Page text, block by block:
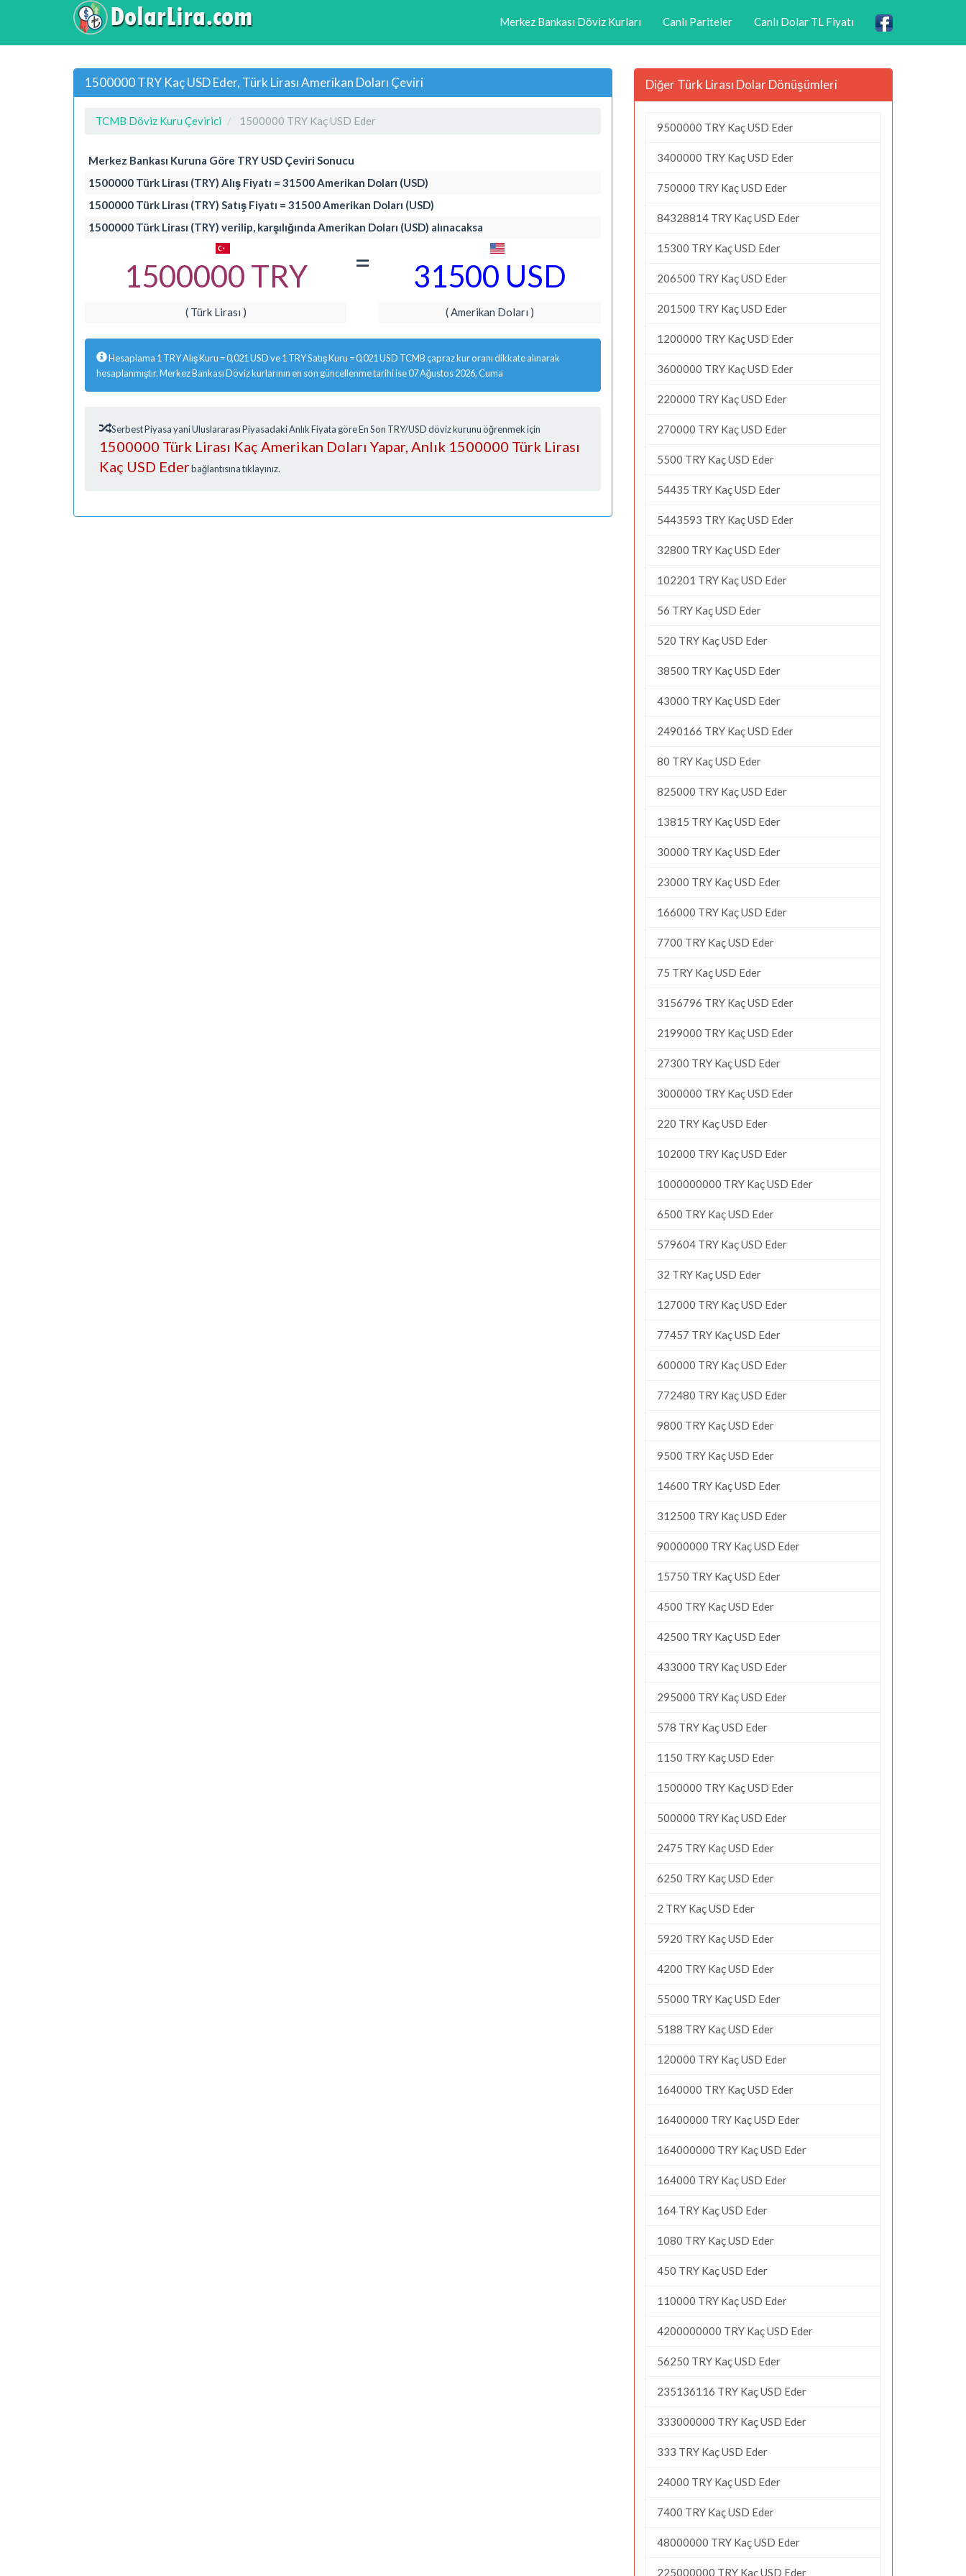
Merkez Bankası Döviz Kurları Canlı Pariteler Canlı Dolar TL Fiyatı
1500000 TRY Kaç USD Eder, Türk Lirası Amerikan Doları Çeviri
TCMB Döviz Kuru Çevirici 1500000 TRY Kaç USD Eder
Merkez Bankası Kuruna Göre TRY USD Çeviri Sonucu
1500000 Türk Lirası (TRY) Alış Fiyatı = 31500 Amerikan Doları (USD)
1500000 Türk Lirası (TRY) Satış Fiyatı = 31500 Amerikan Doları (USD)
1500000 Türk Lirası (TRY) verilip, karşılığında Amerikan Doları (USD) alınacaksa
1500000 TRY = 31500 USD
( Türk Lirası ) ( Amerikan Doları )
Hesaplama 1 TRY Alış Kuru = 0,021 USD ve 1 TRY Satış Kuru = 0,021 USD TCMB çapraz kur oranı dikkate alınarak
hesaplanmıştır. Merkez Bankası Döviz kurlarının en son güncellenme tarihi ise 07 Ağustos 2026, Cuma
Serbest Piyasa yani Uluslararası Piyasadaki Anlık Fiyata göre En Son TRY/USD döviz kurunu öğrenmek için
1500000 Türk Lirası Kaç Amerikan Doları Yapar, Anlık 1500000 Türk Lirası
Kaç USD Ederbağlantısına tıklayınız.
Diğer Türk Lirası Dolar Dönüşümleri
9500000 TRY Kaç USD Eder
3400000 TRY Kaç USD Eder
750000 TRY Kaç USD Eder
84328814 TRY Kaç USD Eder
15300 TRY Kaç USD Eder
206500 TRY Kaç USD Eder
201500 TRY Kaç USD Eder
1200000 TRY Kaç USD Eder
3600000 TRY Kaç USD Eder
220000 TRY Kaç USD Eder
270000 TRY Kaç USD Eder
5500 TRY Kaç USD Eder
54435 TRY Kaç USD Eder
5443593 TRY Kaç USD Eder
32800 TRY Kaç USD Eder
102201 TRY Kaç USD Eder
56 TRY Kaç USD Eder
520 TRY Kaç USD Eder
38500 TRY Kaç USD Eder
43000 TRY Kaç USD Eder
2490166 TRY Kaç USD Eder
80 TRY Kaç USD Eder
825000 TRY Kaç USD Eder
13815 TRY Kaç USD Eder
30000 TRY Kaç USD Eder
23000 TRY Kaç USD Eder
166000 TRY Kaç USD Eder
7700 TRY Kaç USD Eder
75 TRY Kaç USD Eder
3156796 TRY Kaç USD Eder
2199000 TRY Kaç USD Eder
27300 TRY Kaç USD Eder
3000000 TRY Kaç USD Eder
220 TRY Kaç USD Eder
102000 TRY Kaç USD Eder
1000000000 TRY Kaç USD Eder
6500 TRY Kaç USD Eder
579604 TRY Kaç USD Eder
32 TRY Kaç USD Eder
127000 TRY Kaç USD Eder
77457 TRY Kaç USD Eder
600000 TRY Kaç USD Eder
772480 TRY Kaç USD Eder
9800 TRY Kaç USD Eder
9500 TRY Kaç USD Eder
14600 TRY Kaç USD Eder
312500 TRY Kaç USD Eder
90000000 TRY Kaç USD Eder
15750 TRY Kaç USD Eder
4500 TRY Kaç USD Eder
42500 TRY Kaç USD Eder
433000 TRY Kaç USD Eder
295000 TRY Kaç USD Eder
578 TRY Kaç USD Eder
1150 TRY Kaç USD Eder
1500000 TRY Kaç USD Eder
500000 TRY Kaç USD Eder
2475 TRY Kaç USD Eder
6250 TRY Kaç USD Eder
2 TRY Kaç USD Eder
5920 TRY Kaç USD Eder
4200 TRY Kaç USD Eder
55000 TRY Kaç USD Eder
5188 TRY Kaç USD Eder
120000 TRY Kaç USD Eder
1640000 TRY Kaç USD Eder
16400000 TRY Kaç USD Eder
164000000 TRY Kaç USD Eder
164000 TRY Kaç USD Eder
164 TRY Kaç USD Eder
1080 TRY Kaç USD Eder
450 TRY Kaç USD Eder
110000 TRY Kaç USD Eder
4200000000 TRY Kaç USD Eder
56250 TRY Kaç USD Eder
235136116 TRY Kaç USD Eder
333000000 TRY Kaç USD Eder
333 TRY Kaç USD Eder
24000 TRY Kaç USD Eder
7400 TRY Kaç USD Eder
48000000 TRY Kaç USD Eder
225000000 TRY Kaç USD Eder